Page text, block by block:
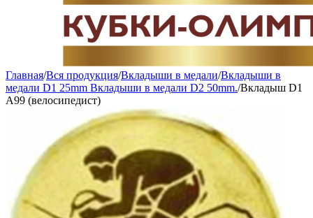
Главная/Вся продукция/Вкладыши в медали/Вкладыши в
медали D1 25mm Вкладыши в медали D2 50mm./Вкладыш D1
A99 (велосипедист)